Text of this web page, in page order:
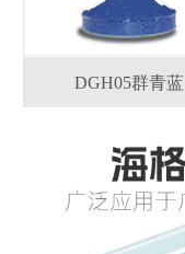
DGH05群青蓝